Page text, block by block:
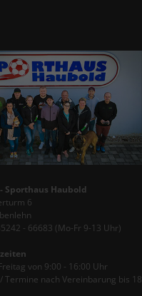
Sporthaus Haubold
6
- 66683 (Mo-Fr 9-13 Uhr)
von 9:00 - 16:00 Uhr
Termine nach Vereinbarung bis 18